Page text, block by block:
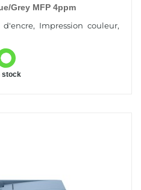
grey MFP 4ppm
d'encre, Impression couleur,
stock